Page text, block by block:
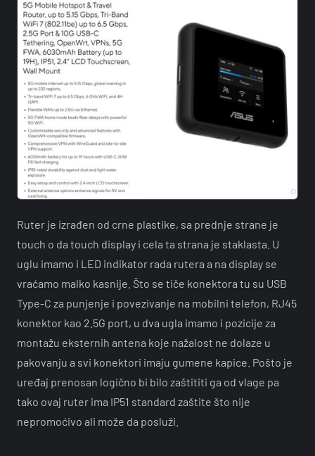
Ruter je izrađen od crne plastike, sa prednje strane je
touch o da touch display i cela ta strana je staklasta. U
uglu imamo i LED indikator rada rutera a na display se
vraćamo malko kasnije. Što se tiče konektora tu su USB
Type-C za punjenje i povezivanje na mobilni telefon, RJ45
konektor kao 2.5G port, u dva ugla imamo i pozicije za
montažu eksternih antena koje nažalost ne dolaze u
pakovanju a svi konektori imaju gumene kapice. Pošto je
uređaj prenosan logično bi bilo zaštititi ga od vlage pa
tako ovaj ruter ima IP51 standard zaštite što nije
nepromoćivo ali može da posluži.